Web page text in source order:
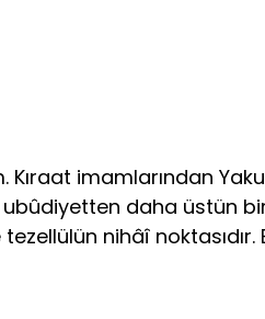
imamlarından
daha üstün
nihâî noktasıdır.